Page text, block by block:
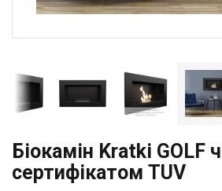
Біокамін Kratki GOLF
сертифікатом TUV